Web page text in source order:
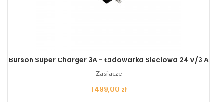
Burson Super Charger 3A - Ładowarka Sieciowa 24 V/3 A
Zasilacze
Cena
1 499,00 zł